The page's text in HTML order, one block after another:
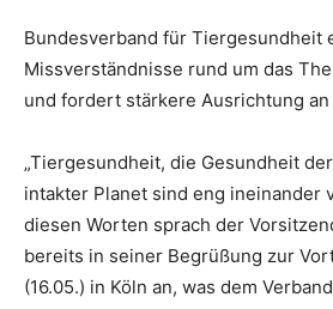
Bundesverband für Tiergesundheit
Missverständnisse rund um das
und fordert stärkere Ausrichtung an
„Tiergesundheit, die Gesundheit
intakter Planet sind eng ineinander
diesen Worten sprach der
bereits in seiner Begrüßung zur
(16.05.) in Köln an, was dem